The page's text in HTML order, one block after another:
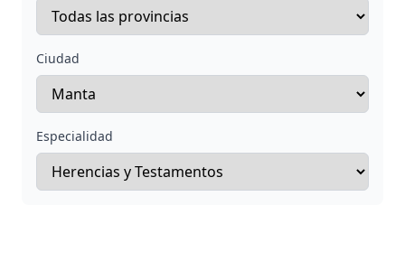
Ciudad
Especialidad